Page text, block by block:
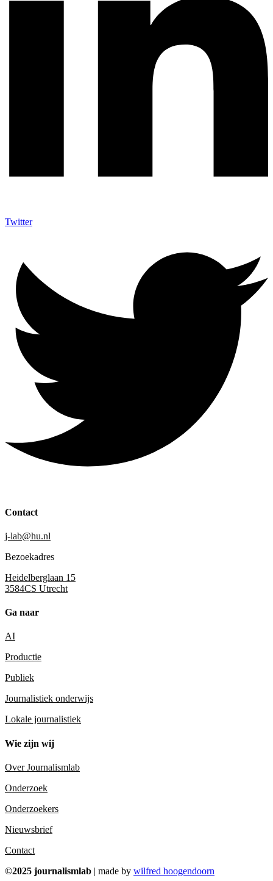
Twitter
Contact
j-lab@hu.nl
Bezoekadres
Heidelberglaan 15
3584CS Utrecht
Ga naar
AI
Productie
Publiek
Journalistiek onderwijs
Lokale journalistiek
Wie zijn wij
Over Journalismlab
Onderzoek
Onderzoekers
Nieuwsbrief
Contact
©2025 journalismlab | made by wilfred hoogendoorn